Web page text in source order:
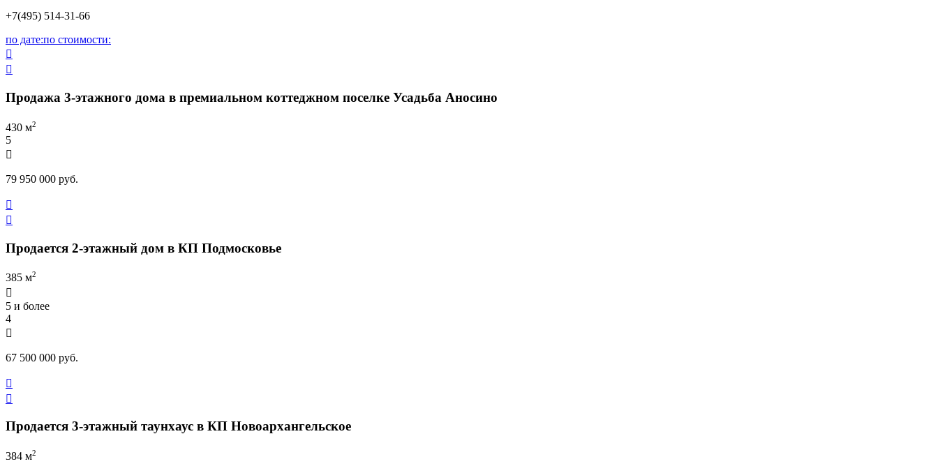
+7(495) 514-31-66
по дате:по стоимости:


Продажа 3-этажного дома в премиальном коттеджном поселке Усадьба Аносино
430 м2
5

79 950 000 руб.


Продается 2-этажный дом в КП Подмосковье
385 м2

5 и более
4

67 500 000 руб.


Продается 3-этажный таунхаус в КП Новоархангельское
384 м2